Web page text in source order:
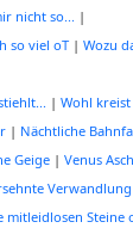
nicht so... |
so viel oT| Wozu
| Wohl
| Nächtliche
Geige| Venus
Verwandlung
mitleidlosen Steine